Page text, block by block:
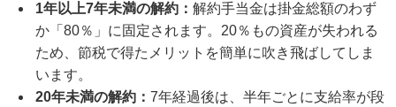
1年以上7年未満の解約： 解約手当金は掛金総額のわず
か「80％」に固定されます。20％もの資産が失われる
ため、節税で得たメリットを簡単に吹き飛ばしてしま
います。
20年未満の解約： 7年経過後は、半年ごとに支給率が段